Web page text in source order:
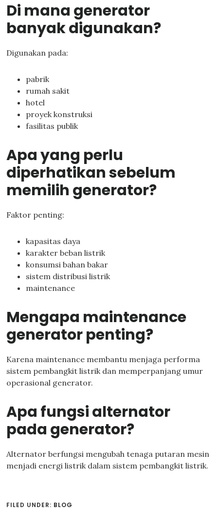
Di mana generator
banyak digunakan?
Digunakan pada:
pabrik
rumah sakit
hotel
proyek konstruksi
fasilitas publik
Apa yang perlu
diperhatikan sebelum
memilih generator?
Faktor penting:
kapasitas daya
karakter beban listrik
konsumsi bahan bakar
sistem distribusi listrik
maintenance
Mengapa maintenance
generator penting?
Karena maintenance membantu menjaga performa
sistem pembangkit listrik dan memperpanjang umur
operasional generator.
Apa fungsi alternator
pada generator?
Alternator berfungsi mengubah tenaga putaran mesin
menjadi energi listrik dalam sistem pembangkit listrik.
FILED UNDER: BLOG